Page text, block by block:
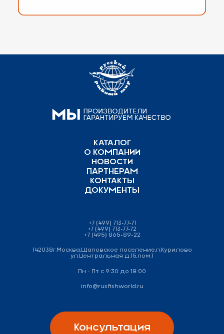
КАТАЛОГ
О КОМПАНИИ
НОВОСТИ
ПАРТНЕРАМ
КОНТАКТЫ
ДОКУМЕНТЫ
+7 (499) 713-77-71
+7 (499) 713-77-72
+7 (495) 865-89-22
142038г.Москва,Щаповское поселение,п.Курилово
ул.Центральная д.15,пом.1
Пн - Пт с 9:30 до 18:00
info@rusfishworld.ru
Консультация